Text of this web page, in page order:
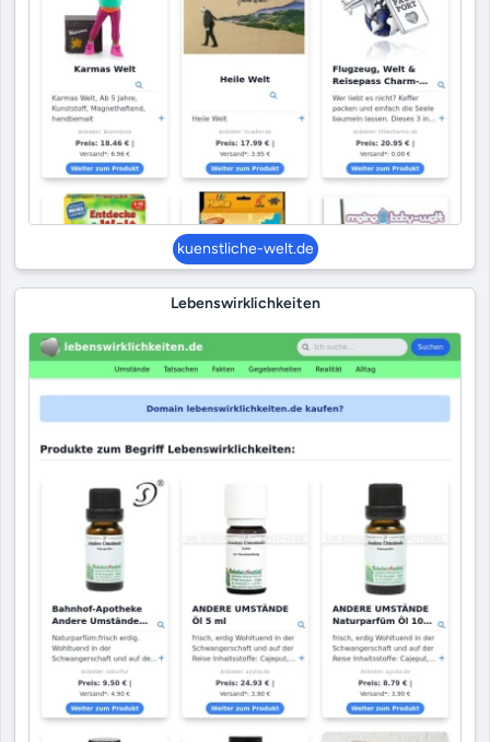
kuenstliche-welt.de
Lebenswirklichkeiten